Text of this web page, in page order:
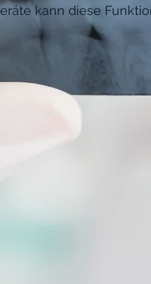
kann diese